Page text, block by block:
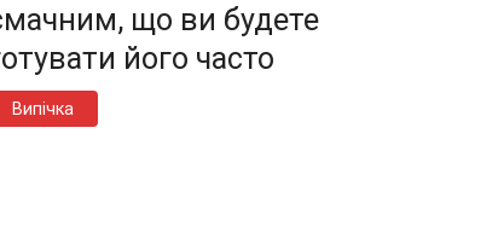
що ви будете
його часто
Випічка